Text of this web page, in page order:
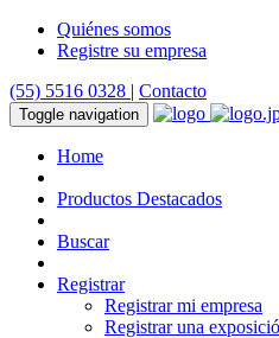
Quiénes somos
Registre su empresa
(55) 5516 0328 | Contacto
Toggle navigation
Home
Productos Destacados
Buscar
Registrar
Registrar mi empresa
Registrar una